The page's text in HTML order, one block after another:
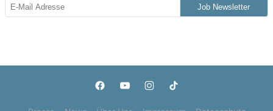
Job Newsletter